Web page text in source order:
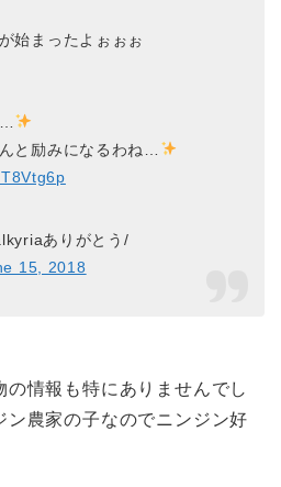
始まったよぉぉぉ
と励みになるわね…
ありがとう/
15, 2018
の情報も特にありませんでし
ン農家の子なのでニンジン好